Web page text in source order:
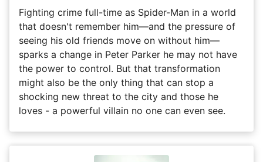
Fighting crime full-time as Spider-Man in a world
that doesn't remember him—and the pressure of
seeing his old friends move on without him—
sparks a change in Peter Parker he may not have
the power to control. But that transformation
might also be the only thing that can stop a
shocking new threat to the city and those he
loves - a powerful villain no one can even see.